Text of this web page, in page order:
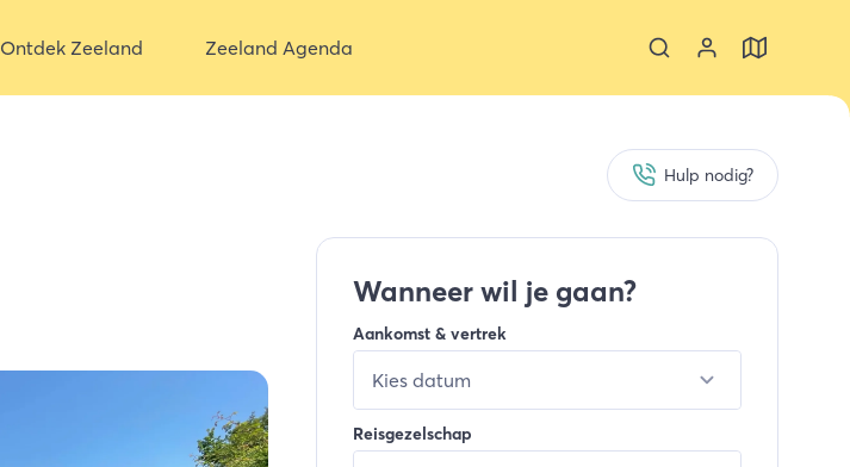
Ontdek Zeeland Zeeland Agenda
Hulp nodig?
Wanneer wil je gaan?
Aankomst & vertrek
Kies datum
Reisgezelschap